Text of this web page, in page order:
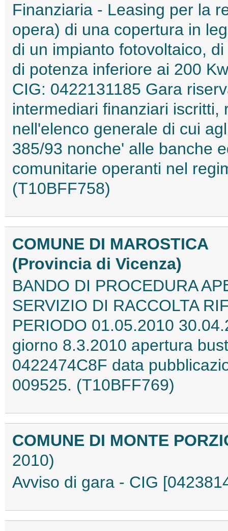
Finanziaria - Leasing per la
opera) di una copertura in
di un impianto fotovoltaico,
di potenza inferiore ai 200
CIG: 0422131185 Gara
intermediari finanziari iscritti,
nell'elenco generale di cui
385/93 nonche' alle banche
comunitarie operanti nel
(T10BFF758)
COMUNE DI MAROSTICA
(Provincia di Vicenza)
BANDO DI PROCEDURA
SERVIZIO DI RACCOLTA
PERIODO 01.05.2010
giorno 8.3.2010 apertura
0422474C8F data
009525. (T10BFF769)
COMUNE DI MONTE
2010)
Avviso di gara - CIG